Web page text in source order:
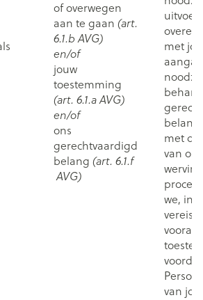
of overwegen
aan te gaan (art.
6.1.b AVG)
en/of
jouw
toestemming
(art. 6.1.a AVG)
en/of
ons
gerechtvaardigd
belang (art. 6.1.f
AVG)
met
met
van ons
we,
van